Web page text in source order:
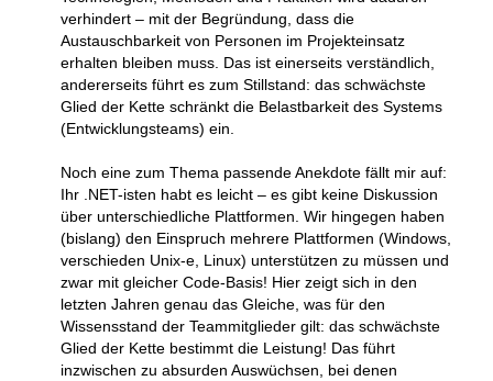
verhindert – mit der Begründung, dass die
Austauschbarkeit von Personen im Projekteinsatz
erhalten bleiben muss. Das ist einerseits verständlich,
andererseits führt es zum Stillstand: das schwächste
Glied der Kette schränkt die Belastbarkeit des Systems
(Entwicklungsteams) ein.
Noch eine zum Thema passende Anekdote fällt mir auf:
Ihr .NET-isten habt es leicht – es gibt keine Diskussion
über unterschiedliche Plattformen. Wir hingegen haben
(bislang) den Einspruch mehrere Plattformen (Windows,
verschieden Unix-e, Linux) unterstützen zu müssen und
zwar mit gleicher Code-Basis! Hier zeigt sich in den
letzten Jahren genau das Gleiche, was für den
Wissensstand der Teammitglieder gilt: das schwächste
Glied der Kette bestimmt die Leistung! Das führt
inzwischen zu absurden Auswüchsen, bei denen